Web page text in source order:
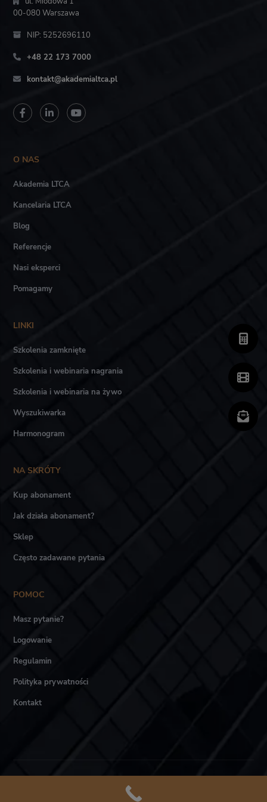
00-080 Warszawa
NIP: 5252696110
+48 22 173 7000
kontakt@akademialtca.pl
O NAS
Akademia LTCA
Kancelaria LTCA
Blog
Referencje
Nasi eksperci
Pomagamy
LINKI
Szkolenia zamknięte
Szkolenia i webinaria nagrania
Szkolenia i webinaria na żywo
Wyszukiwarka
Harmonogram
NA SKRÓTY
Kup abonament
Jak działa abonament?
Sklep
Często zadawane pytania
POMOC
Masz pytanie?
Logowanie
Regulamin
Polityka prywatności
Kontakt
Akademia LTCA © Wszystkie prawa zastrzeżone.